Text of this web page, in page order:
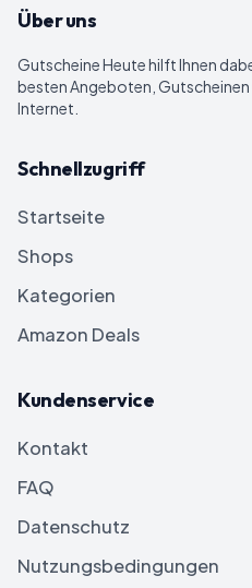
Über uns
Gutscheine Heutehilft Ihnen
besten Angeboten,
Internet.
Schnellzugriff
Startseite
Shops
Kategorien
Amazon Deals
Kundenservice
Kontakt
FAQ
Datenschutz
Nutzungsbedingungen